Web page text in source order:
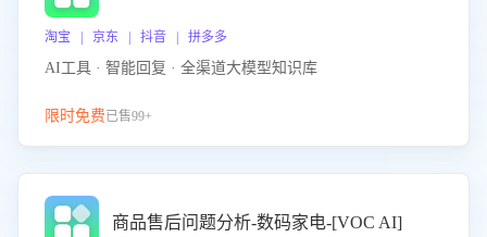
淘宝 | 京东 | 抖音 | 拼多多
AI工具 · 智能回复 · 全渠道大模型知识库
限时免费已售99+
商品售后问题分析-数码家电-[VOC AI]